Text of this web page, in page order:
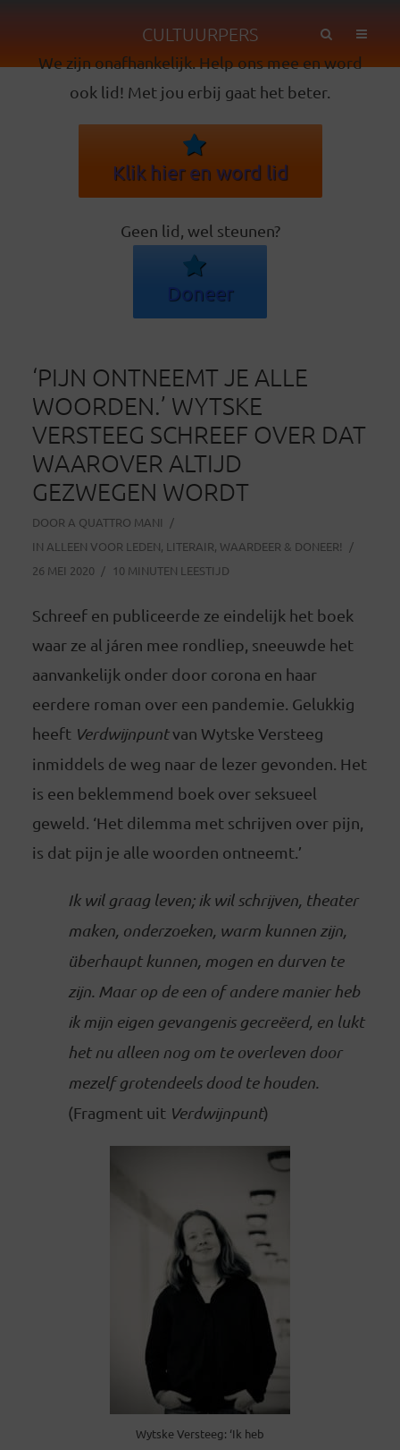
CULTUURPERS
We zijn onafhankelijk. Help ons mee en word
ook lid! Met jou erbij gaat het beter.
Klik hier en word lid
Geen lid, wel steunen?
Doneer
‘PIJN ONTNEEMT JE ALLE
WOORDEN.’ WYTSKE
VERSTEEG SCHREEF OVER DAT
WAAROVER ALTIJD
GEZWEGEN WORDT
DOOR A QUATTRO MANI
IN ALLEEN VOOR LEDEN, LITERAIR, WAARDEER & DONEER!
26 MEI 2020
10 MINUTEN LEESTIJD
Schreef en publiceerde ze eindelijk het boek
waar ze al járen mee rondliep, sneeuwde het
aanvankelijk onder door corona en haar
eerdere roman over een pandemie. Gelukkig
heeft Verdwijnpuntvan Wytske Versteeg
inmiddels de weg naar de lezer gevonden. Het
is een beklemmend boek over seksueel
geweld. ‘Het dilemma met schrijven over pijn,
is dat pijn je alle woorden ontneemt.’
Ik wil graag leven; ik wil schrijven, theater
maken, onderzoeken, warm kunnen zijn,
überhaupt kunnen, mogen en durven te
zijn. Maar op de een of andere manier heb
ik mijn eigen gevangenis gecreëerd, en lukt
het nu alleen nog om te overleven door
mezelf grotendeels dood te houden.
(Fragment uit Verdwijnpunt)
Wytske Versteeg: ‘Ik heb